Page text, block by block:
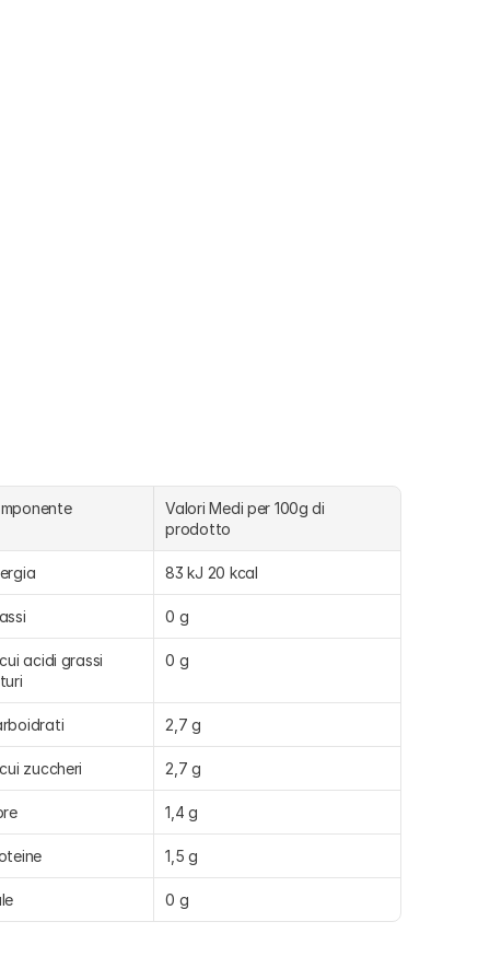
Valori Medi per 100g di
prodotto
83 kJ 20 kcal
0 g
acidi grassi
0 g
2,7 g
zuccheri 2,7 g
1,4 g
1,5 g
0 g